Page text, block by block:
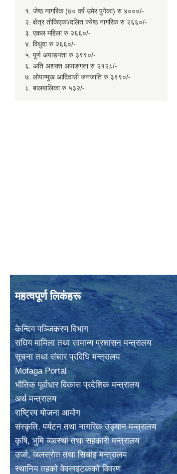
१. जेष्ठ नागरिक (७० वर्ष उमेर पुगेका) रु ४०००/-
२. क्षेत्र तोकिएका/दलित ज्येष्ठ नागरिक रु २६६०/-
३. एकल महिला रु २६६०/-
४. विधुवा रु २६६०/-
५. पूर्ण अपाङगता रु ३९९०/-
६. अति अशक्त अपाङगता रु २१२८/-
७. लोपान्मुख आदिवासी जनजाति रु ३९९०/-
८. बालबालिका रु ५३२/-
महत्वपूर्ण लिकंहरू
केन्दिय पञ्जिकरण विभाग
संघिय मामिला तथा सामान्य प्रशासन मन्त्रालय
सूचना तथा संचार प्रविधि मन्त्रालय
Mofaga Portal
भाैतिक पूर्वाधार विकास प्रदेशिक मन्त्रालय
अर्थ मन्त्रालय
राष्ट्रिय योजना आयोग
संस्कृति, पर्यटन तथा नागरिक उड्यान मन्त्रालय
कृषि, भुमि व्यवस्था तथा सहकारी मन्त्रालय
उर्जा, जलस्राेत तथा सिचांइ मन्त्रालय
स्थानिय तहकाे वेवसाइटककाे विवरण